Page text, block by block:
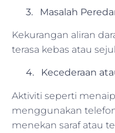
3. Masalah
Kekurangan aliran
terasa kebas atau
4. Kecederaan
Aktiviti seperti
menggunakan
menekan saraf atau